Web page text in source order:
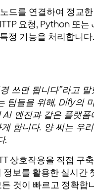
드를 연결하여 정교
요청, Python 또
정 기능을 처리합니
쓰면 됩니다”라고
팀들을 위해, Dify의
엔진과 같은 플랫폼
합니다. 양 씨는 우
.
상호작용을 직접 구
보를 활용한 실시간
것이 빠르고 정확합